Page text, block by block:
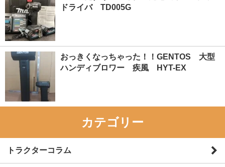
ドライバ TD005G
おっきくなっちゃった！！GENTOS 大型
ハンディブロワー 疾風 HYT-EX
カテゴリー
トラクターコラム